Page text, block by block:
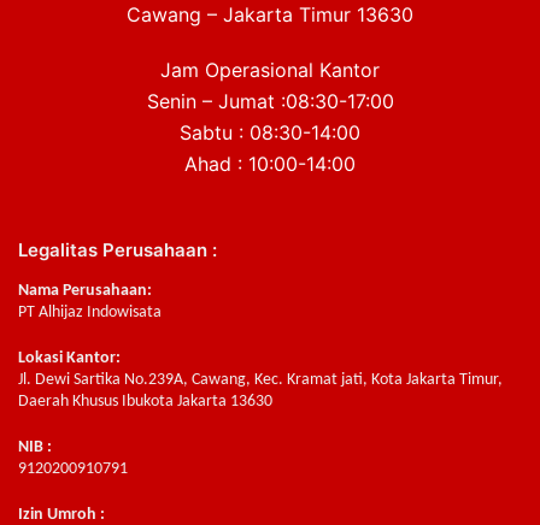
Cawang – Jakarta Timur 13630
Jam Operasional Kantor
Senin – Jumat :08:30-17:00
Sabtu : 08:30-14:00
Ahad : 10:00-14:00
Legalitas Perusahaan :
Nama Perusahaan:
PT Alhijaz Indowisata
Lokasi Kantor:
Jl. Dewi Sartika No.239A, Cawang, Kec. Kramat jati, Kota Jakarta Timur,
Daerah Khusus Ibukota Jakarta 13630
NIB :
9120200910791
Izin Umroh :